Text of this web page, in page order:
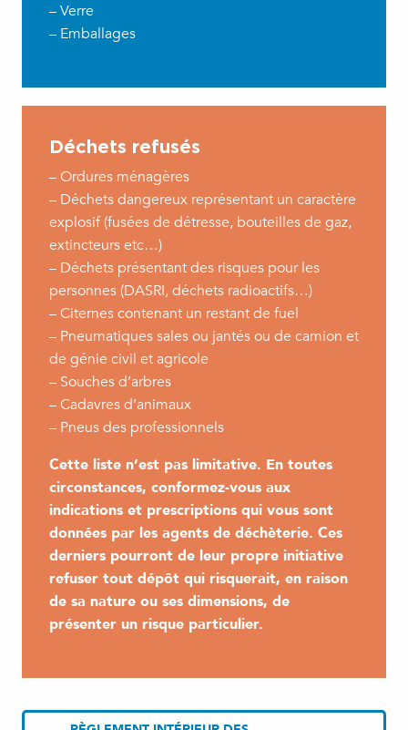
– Verre
– Emballages
Déchets refusés
– Ordures ménagères
– Déchets dangereux représentant un caractère
explosif (fusées de détresse, bouteilles de gaz,
extincteurs etc…)
– Déchets présentant des risques pour les
personnes (DASRI, déchets radioactifs…)
– Citernes contenant un restant de fuel
– Pneumatiques sales ou jantés ou de camion et
de génie civil et agricole
– Souches d’arbres
– Cadavres d’animaux
– Pneus des professionnels
Cette liste n’est pas limitative. En toutes
circonstances, conformez-vous aux
indications et prescriptions qui vous sont
données par les agents de déchèterie. Ces
derniers pourront de leur propre initiative
refuser tout dépôt qui risquerait, en raison
de sa nature ou ses dimensions, de
présenter un risque particulier.